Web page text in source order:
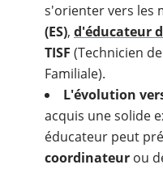
s'orienter vers les
(ES), d'éducateur
TISF (Technicien
Familiale).
L'évolution
acquis une solide
éducateur peut
coordinateur ou